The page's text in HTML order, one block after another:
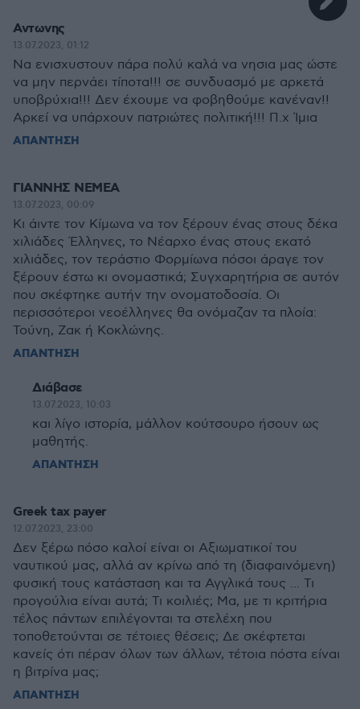
Αντωνης
13.07.2023, 01:12
Να ενισχυστουν πάρα πολύ καλά να νησια μας ώστε
να μην περνάει τίποτα!!! σε συνδυασμό με αρκετά
υποβρύχια!!! Δεν έχουμε να φοβηθούμε κανέναν!!
Αρκεί να υπάρχουν πατριώτες πολιτική!!! Π.χ Ίμια
ΑΠΑΝΤΗΣΗ
ΓΙΑΝΝΗΣ ΝΕΜΕΑ
13.07.2023, 00:09
Κι άιντε τον Κίμωνα να τον ξέρουν ένας στους δέκα
χιλιάδες Έλληνες, το Νέαρχο ένας στους εκατό
χιλιάδες, τον τεράστιο Φορμίωνα πόσοι άραγε τον
ξέρουν έστω κι ονομαστικά; Συγχαρητήρια σε αυτόν
που σκέφτηκε αυτήν την ονοματοδοσία. Οι
περισσότεροι νεοέλληνες θα ονόμαζαν τα πλοία:
Τούνη, Ζακ ή Κοκλώνης.
ΑΠΑΝΤΗΣΗ
Διάβασε
13.07.2023, 10:03
και λίγο ιστορία, μάλλον κούτσουρο ήσουν ως
μαθητής.
ΑΠΑΝΤΗΣΗ
Greek tax payer
12.07.2023, 23:00
Δεν ξέρω πόσο καλοί είναι οι Αξιωματικοί του
ναυτικού μας, αλλά αν κρίνω από τη (διαφαινόμενη)
φυσική τους κατάσταση και τα Αγγλικά τους ... Τι
προγούλια είναι αυτά; Τι κοιλιές; Μα, με τι κριτήρια
τέλος πάντων επιλέγονται τα στελέχη που
τοποθετούνται σε τέτοιες θέσεις; Δε σκέφτεται
κανείς ότι πέραν όλων των άλλων, τέτοια πόστα είναι
η βιτρίνα μας;
ΑΠΑΝΤΗΣΗ